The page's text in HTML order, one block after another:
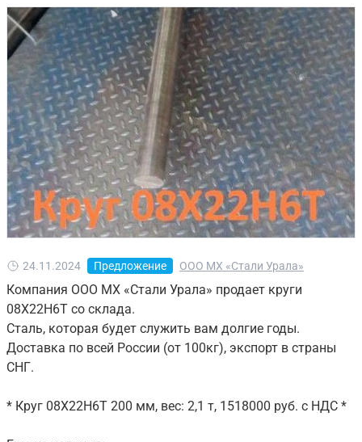
24.11.2024 Предложение ООО МХ «Стали Урала»
Компания ООО МХ «Стали Урала» продает круги
08Х22Н6Т со склада.
Сталь, которая будет служить вам долгие годы.
Доставка по всей России (от 100кг), экспорт в страны
СНГ.
* Круг 08Х22Н6Т 200 мм, вес: 2,1 т, 1518000 руб. с НДС *